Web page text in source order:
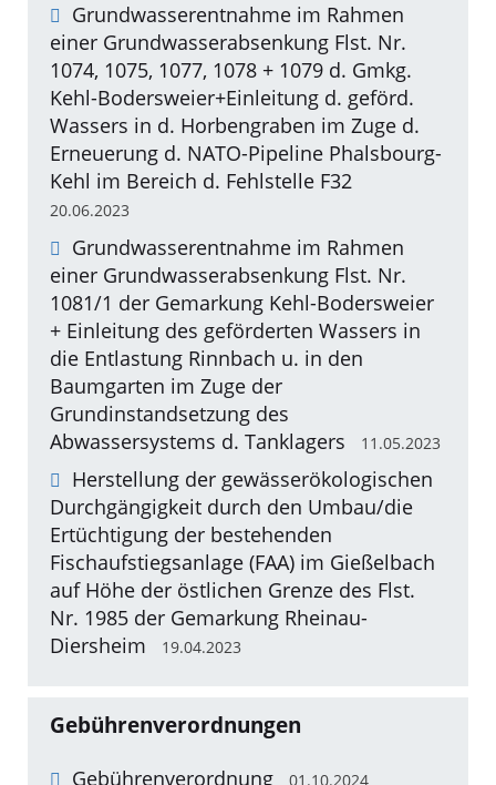
Grundwasserentnahme im Rahmen
einer Grundwasserabsenkung Flst. Nr.
1074, 1075, 1077, 1078 + 1079 d. Gmkg.
Kehl-Bodersweier+Einleitung d. geförd.
Wassers in d. Horbengraben im Zuge d.
Erneuerung d. NATO-Pipeline Phalsbourg-
Kehl im Bereich d. Fehlstelle F32
20.06.2023
Grundwasserentnahme im Rahmen
einer Grundwasserabsenkung Flst. Nr.
1081/1 der Gemarkung Kehl-Bodersweier
+ Einleitung des geförderten Wassers in
die Entlastung Rinnbach u. in den
Baumgarten im Zuge der
Grundinstandsetzung des
Abwassersystems d. Tanklagers
11.05.2023
Herstellung der gewässerökologischen
Durchgängigkeit durch den Umbau/die
Ertüchtigung der bestehenden
Fischaufstiegsanlage (FAA) im Gießelbach
auf Höhe der östlichen Grenze des Flst.
Nr. 1985 der Gemarkung Rheinau-
Diersheim
19.04.2023
Gebührenverordnungen
Gebührenverordnung 01.10.2024